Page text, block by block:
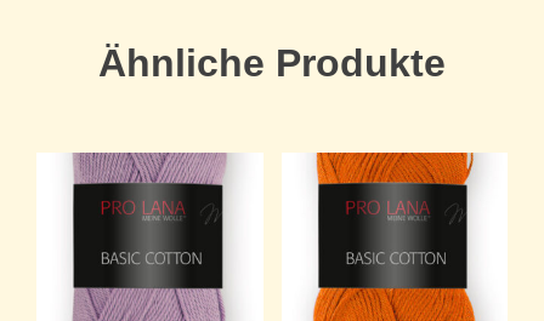
Ähnliche Produkte